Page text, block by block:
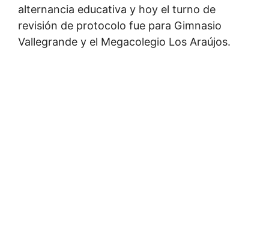
alternancia educativa y hoy el turno de
revisión de protocolo fue para Gimnasio
Vallegrande y el Megacolegio Los Araújos.